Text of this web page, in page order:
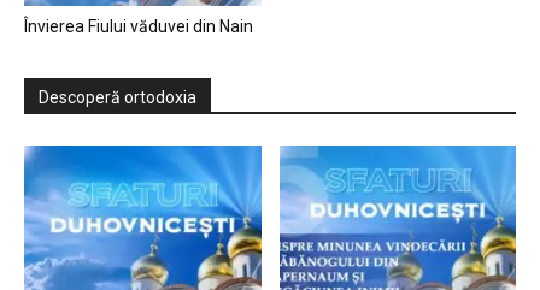
Învierea Fiului văduvei din Nain
Descoperă ortodoxia